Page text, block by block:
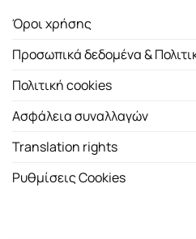
Όροι χρήσης
Προσωπικά δεδομένα &
Πολιτική cookies
Ασφάλεια συναλλαγών
Translation rights
Ρυθμίσεις Cookies